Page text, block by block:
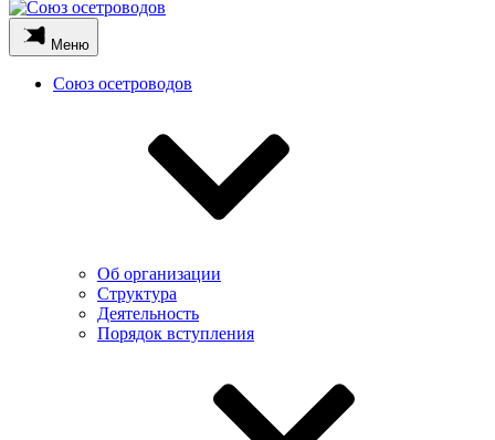
Меню
Союз осетроводов
Об организации
Структура
Деятельность
Порядок вступления